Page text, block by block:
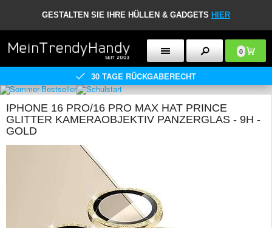
GESTALTEN SIE IHRE HÜLLEN & GADGETS HIER
0
30 TAGE RÜCKGABERECHT
IPHONE 16 PRO/16 PRO MAX HAT PRINCE
GLITTER KAMERAOBJEKTIV PANZERGLAS - 9H -
GOLD